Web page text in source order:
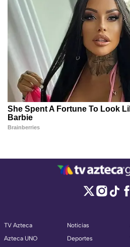
TV Azteca
Azteca UNO
Noticias
Deportes